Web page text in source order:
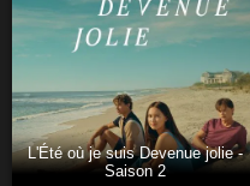
L'Été où je suis Devenue jolie -
Saison 2